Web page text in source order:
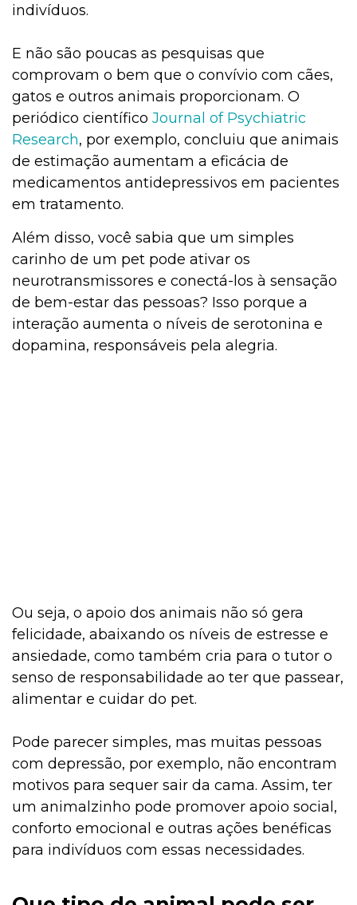
indivíduos.
E não são poucas as pesquisas que
comprovam o bem que o convívio com cães,
gatos e outros animais proporcionam. O
periódico científico Journal of Psychiatric
Research, por exemplo, concluiu que animais
de estimação aumentam a eficácia de
medicamentos antidepressivos em pacientes
em tratamento.
Além disso, você sabia que um simples
carinho de um pet pode ativar os
neurotransmissores e conectá-los à sensação
de bem-estar das pessoas? Isso porque a
interação aumenta o níveis de serotonina e
dopamina, responsáveis pela alegria.
Ou seja, o apoio dos animais não só gera
felicidade, abaixando os níveis de estresse e
ansiedade, como também cria para o tutor o
senso de responsabilidade ao ter que passear,
alimentar e cuidar do pet.
Pode parecer simples, mas muitas pessoas
com depressão, por exemplo, não encontram
motivos para sequer sair da cama. Assim, ter
um animalzinho pode promover apoio social,
conforto emocional e outras ações benéficas
para indivíduos com essas necessidades.